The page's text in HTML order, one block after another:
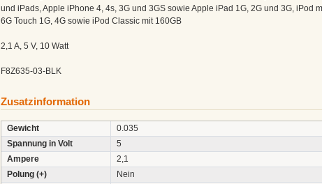
und iPads, Apple iPhone 4, 4s, 3G und 3GS sowie Apple iPad 1G, 2G und 3G, iPod
6G Touch 1G, 4G sowie iPod Classic mit 160GB
2,1 A, 5 V, 10 Watt
F8Z635-03-BLK
Zusatzinformation
Gewicht
0.035
Spannung in Volt
5
Ampere
2,1
Polung (+)
Nein